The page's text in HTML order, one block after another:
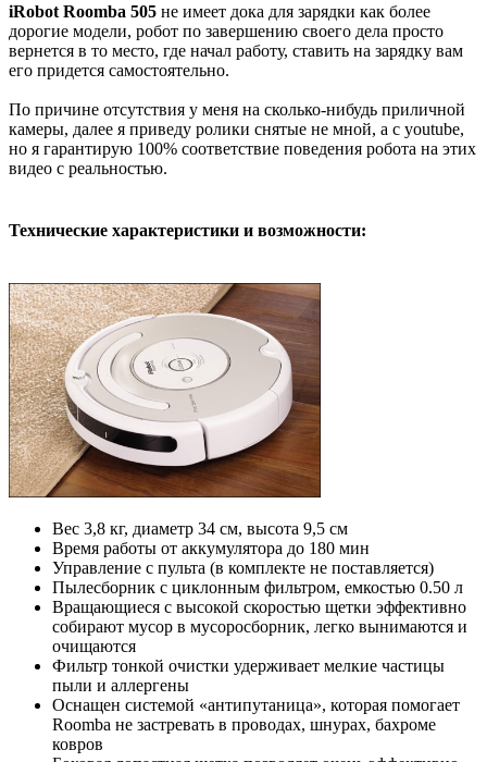
iRobot Roomba 505 не имеет дока для зарядки как более
дорогие модели, робот по завершению своего дела просто
вернется в то место, где начал работу, ставить на зарядку вам
его придется самостоятельно.
По причине отсутствия у меня на сколько-нибудь приличной
камеры, далее я приведу ролики снятые не мной, а с youtube,
но я гарантирую 100% соответствие поведения робота на этих
видео с реальностью.
Технические характеристики и возможности:
Вес 3,8 кг, диаметр 34 см, высота 9,5 см
Время работы от аккумулятора до 180 мин
Управление с пульта (в комплекте не поставляется)
Пылесборник с циклонным фильтром, емкостью 0.50 л
Вращающиеся с высокой скоростью щетки эффективно
собирают мусор в мусоросборник, легко вынимаются и
очищаются
Фильтр тонкой очистки удерживает мелкие частицы
пыли и аллергены
Оснащен системой «антипутаница», которая помогает
Roomba не застревать в проводах, шнурах, бахроме
ковров